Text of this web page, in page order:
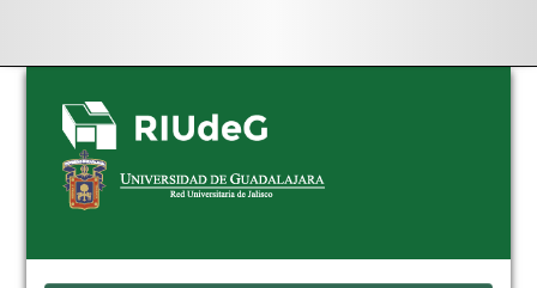
Skip
navigation